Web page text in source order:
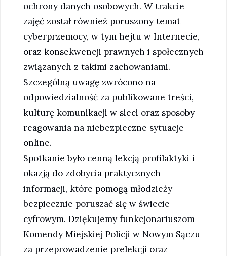
ochrony danych osobowych. W trakcie
zajęć został również poruszony temat
cyberprzemocy, w tym hejtu w Internecie,
oraz konsekwencji prawnych i społecznych
związanych z takimi zachowaniami.
Szczególną uwagę zwrócono na
odpowiedzialność za publikowane treści,
kulturę komunikacji w sieci oraz sposoby
reagowania na niebezpieczne sytuacje
online.
Spotkanie było cenną lekcją profilaktyki i
okazją do zdobycia praktycznych
informacji, które pomogą młodzieży
bezpiecznie poruszać się w świecie
cyfrowym. Dziękujemy funkcjonariuszom
Komendy Miejskiej Policji w Nowym Sączu
za przeprowadzenie prelekcji oraz